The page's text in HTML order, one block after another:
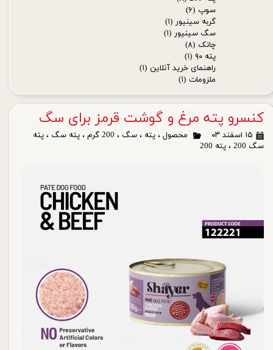
کنسرو پته مرغ و گوشت قرمز برای سگ
۱۵ اسفند ۰۳ محصول ،پته ،سگ ، 200 گرم ،پته سگ ،پته
سگ 200
،پته 200
سوپ (۶)
گربه سینیور (۱)
سگ سینیور (۱)
چانک (۸)
پته ۹۰
(۱)
راهنمای خرید آنلاین (۱)
ملزومات (۱)